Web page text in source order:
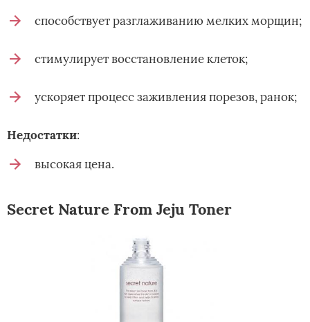
способствует разглаживанию мелких морщин;
стимулирует восстановление клеток;
ускоряет процесс заживления порезов, ранок;
Недостатки:
высокая цена.
Secret Nature From Jeju Toner